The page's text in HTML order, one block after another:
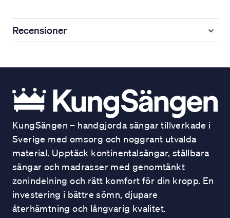
Recensioner
KungSängen – handgjorda sängar tillverkade i
Sverige med omsorg och noggrant utvalda
material. Upptäck kontinentalsängar, ställbara
sängar och madrasser med genomtänkt
zonindelning och rätt komfort för din kropp. En
investering i bättre sömn, djupare
återhämtning och långvarig kvalitet.